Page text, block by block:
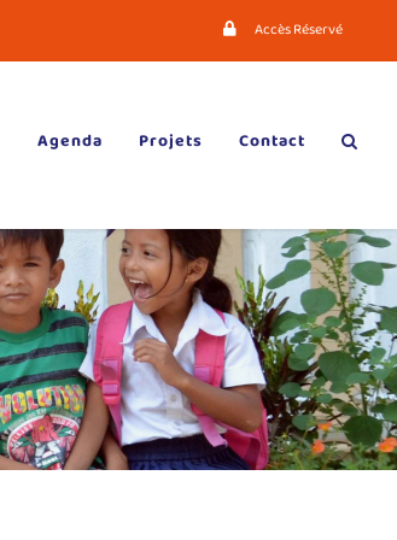
Accès Réservé
Agenda Projets Contact